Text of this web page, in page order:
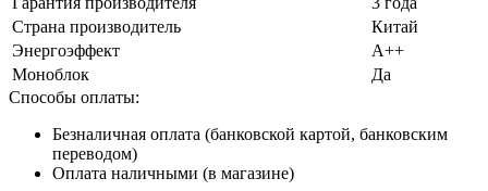
Страна производитель
Китай
Энергоэффект
А++
Моноблок
Да
Способы оплаты:
Безналичная оплата (банковской картой, банковским
переводом)
Оплата наличными (в магазине)